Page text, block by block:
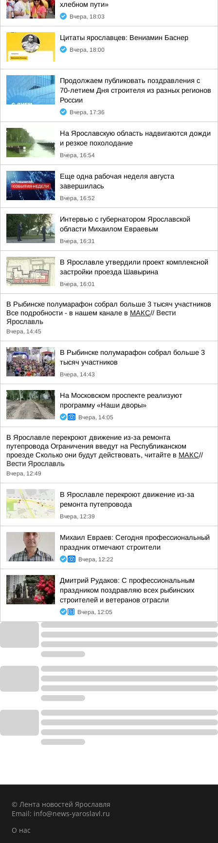
хлебном пути»
Вчера, 18:03
Цитаты ярославцев: Вениамин Баснер
Вчера, 18:00
Продолжаем публиковать поздравления с
70-летием Дня строителя из разных регионов
России
Вчера, 17:36
На Ярославскую область надвигаются дожди
и резкое похолодание
Вчера, 16:54
Еще одна рабочая неделя августа
завершилась
Вчера, 16:52
Интервью с губернатором Ярославской
области Михаилом Евраевым
Вчера, 16:31
В Ярославле утвердили проект комплексной
застройки проезда Шавырина
Вчера, 16:01
В Рыбинске полумарафон собрал больше 3 тысяч участников
Все подробности - в нашем канале в МАКС// Вести
Ярославль
Вчера, 14:45
В Рыбинске полумарафон собрал больше 3
тысяч участников
Вчера, 14:43
На Московском проспекте реализуют
программу «Наши дворы»
Вчера, 14:05
В Ярославле перекроют движение из-за ремонта
путепровода Ограничения введут на Республиканском
проезде Сколько они будут действовать, читайте в МАКС//
Вести Ярославль
Вчера, 12:49
В Ярославле перекроют движение из-за
ремонта путепровода
Вчера, 12:39
Михаил Евраев: Сегодня профессиональный
праздник отмечают строители
Вчера, 12:22
Дмитрий Рудаков: С профессиональным
праздником поздравляю всех рыбинских
строителей и ветеранов отрасли
Вчера, 12:05
© Лента новостей Ярославля
Email: info@news-yaroslavl.ru
О нас